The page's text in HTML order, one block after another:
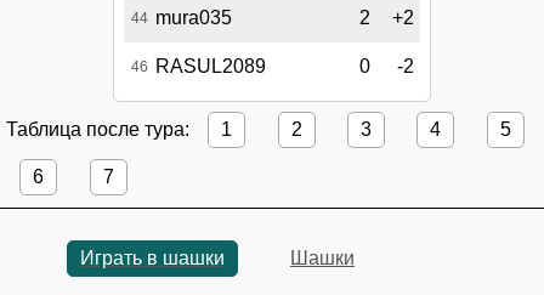
44 mura035 2 +2
46 RASUL2089 0 -2
Таблица после тура: 1 2 3 4 5
6 7
Играть в шашки Шашки